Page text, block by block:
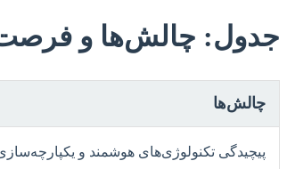
جدول: چالش‌ها و
چالش‌ها
پیچیدگی تکنولوژی‌های هوشمند و